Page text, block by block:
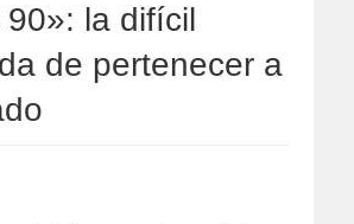
la difícil
de pertenecer a